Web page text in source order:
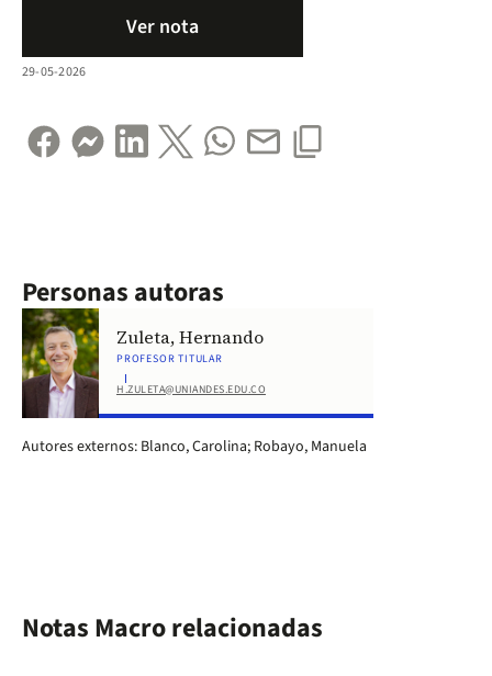
Ver nota
29-05-2026
Personas autoras
Zuleta, Hernando
PROFESOR TITULAR
H.ZULETA@UNIANDES.EDU.CO
Autores externos: Blanco, Carolina; Robayo, Manuela
Notas Macro relacionadas